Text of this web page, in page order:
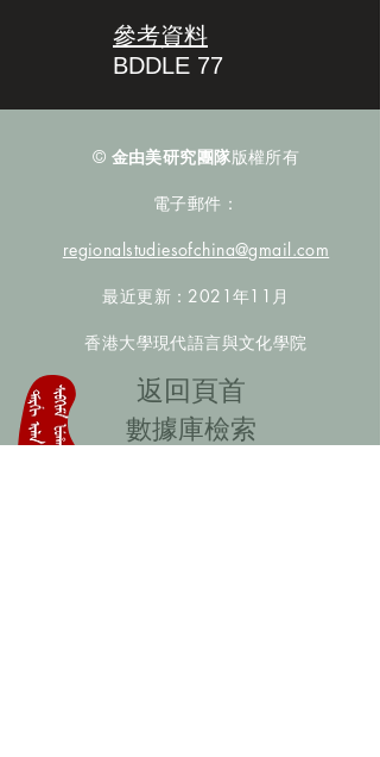
參考資料
BDDLE 77
© 金由美研究團隊版權所有
電子郵件：
regionalstudiesofchina@gmail.com
最近更新：2021年11月
香港大學現代語言與文化學院
​返回頁首
數據庫檢索